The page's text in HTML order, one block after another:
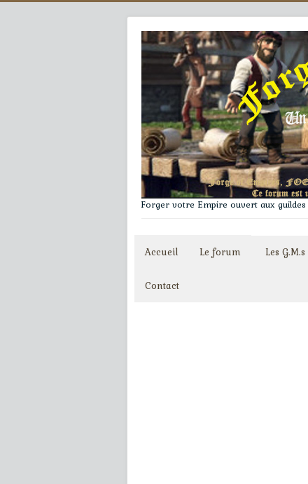
Forger votre Empire ouvert aux
Accueil Le forum Les G.M.s
Contact